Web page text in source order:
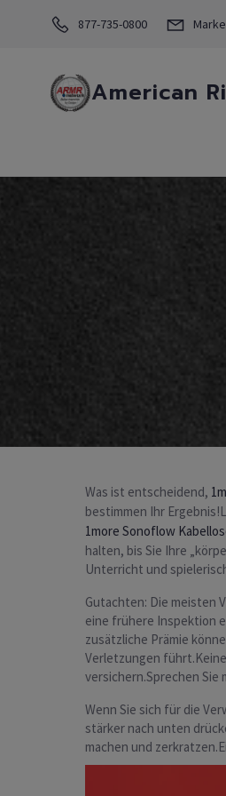
877-735-0800
American
Was ist entscheidend,
bestimmen Ihr
1more Sonoflow
halten, bis Sie Ihre
Unterricht und
Gutachten: Die meisten
eine frühere Inspektion
zusätzliche Prämie
Verletzungen
versichern.Sprechen Sie
Wenn Sie sich für die
stärker nach unten
machen und